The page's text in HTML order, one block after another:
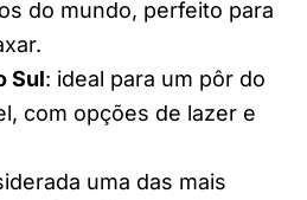
do mundo, perfeito para
Sul: ideal para um pôr do
com opções de lazer e
uma das mais